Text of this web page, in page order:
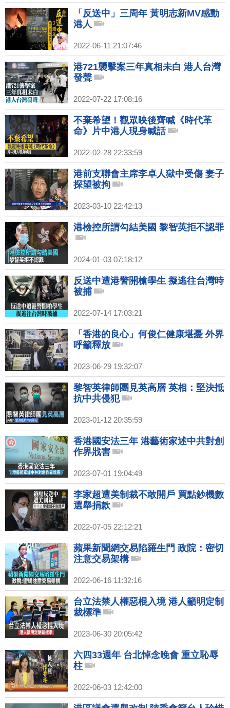
「反送中」三周年 黃明志新MV感動
港人
2022-06-11 21:07:46
港721襲擊案三年真相未白 港人台灣
發聲
2022-07-22 17:08:16
不棄希望！觀眾映後齊喊《時代革
命》片中港人現身喊話
2022-02-28 22:33:59
港前支聯會主席李卓人獄中受傷 妻子
探望被拘
2023-03-10 22:42:13
港檢控所謂勾結美國 黎智英拒不認罪
2024-01-03 07:18:12
反送中遭港警開槍學生 擬逃往台灣時
被捕
2022-07-14 17:03:21
「香港的良心」何俊仁健康堪憂 外界
呼籲釋放
2023-06-29 19:32:07
黎智英律師團見英高層 英相：堅決抵
抗中共侵犯
2023-01-12 20:35:59
香港國安法三年 港藝術家述中共對創
作界戕害
2023-07-01 19:04:49
李家超遭美制裁不敢開戶 買點鈔機數
選舉捐款
2022-07-05 22:12:21
蘋果新聞網交易陷羅生門 政院：密切
注意交易架構
2022-06-16 11:32:16
台立法禁人權惡棍入境 港人籲明定制
裁標準
2023-06-30 20:05:42
六四33週年 台北悼念晚會 重立恥辱
柱
2022-06-03 12:42:00